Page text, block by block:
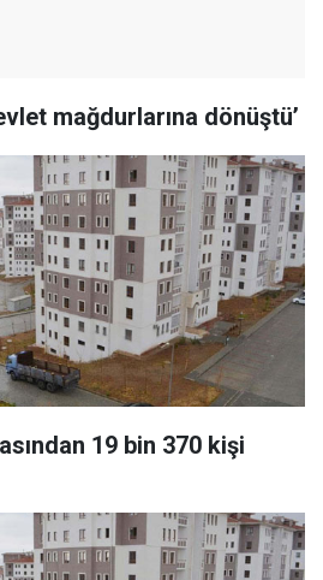
mağdurlarına dönüştü’
19 bin 370 kişi